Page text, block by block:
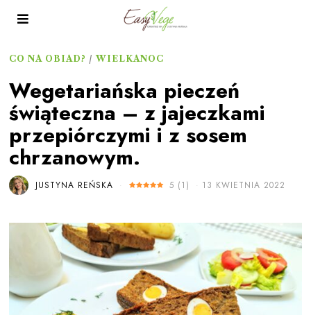
CO NA OBIAD? / WIELKANOC
Wegetariańska pieczeń
świąteczna – z jajeczkami
przepiórczymi i z sosem
chrzanowym.
JUSTYNA REŃSKA 5 (1 ) 13 KWIETNIA 2022